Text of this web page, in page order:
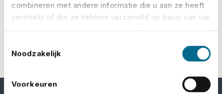
combineren met andere informatie die u aan ze heeft
verstrekt of die ze hebben verzameld op basis van uw
Noodzakelijk
Voorkeuren